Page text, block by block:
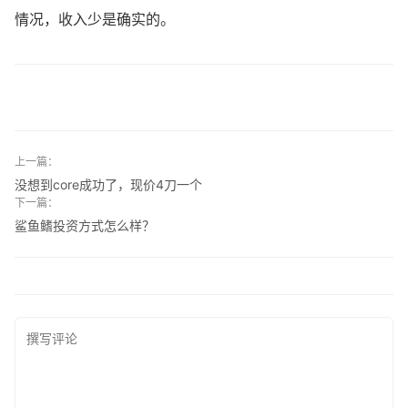
情况，收入少是确实的。
上一篇：
没想到core成功了，现价4刀一个
下一篇：
鲨鱼鳍投资方式怎么样？